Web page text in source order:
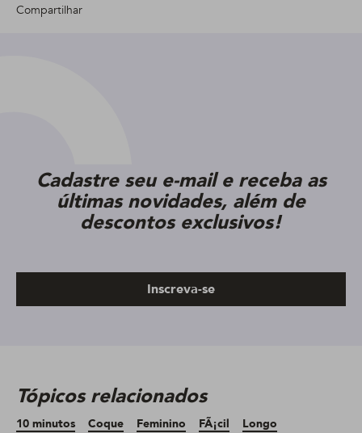
Compartilhar
Cadastre seu e-mail e receba as
últimas novidades, além de
descontos exclusivos!
Inscreva-se
Tópicos relacionados
10 minutos Coque Feminino FÃ¡cil
Longo